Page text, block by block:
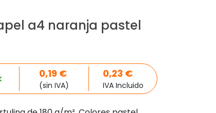
a4 naranja pastel
0,19 €
(sin IVA)
0,23 €
IVA Incluido